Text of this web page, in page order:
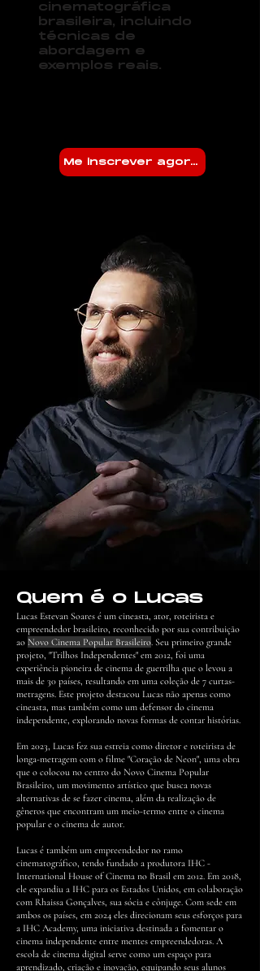
cinematográfica
brasileira, incluindo
técnicas de
abordagem e
exemplos reais.
Me inscrever agora!
Quem é o Lucas
Lucas Estevan Soares é um cineasta, ator, roteirista e
empreendedor brasileiro, reconhecido por sua contribuição
ao Novo Cinema Popular Brasileiro. Seu primeiro grande
projeto, "Trilhos Independentes" em 2012, foi uma
experiência pioneira de cinema de guerrilha que o levou a
mais de 30 países, resultando em uma coleção de 7 curtas-
metragens. Este projeto destacou Lucas não apenas como
cineasta, mas também como um defensor do cinema
independente, explorando novas formas de contar histórias.
Em 2023, Lucas fez sua estreia como diretor e roteirista de
longa-metragem com o filme "Coração de Neon", uma obra
que o colocou no centro do Novo Cinema Popular
Brasileiro, um movimento artístico que busca novas
alternativas de se fazer cinema, além da realização de
gêneros que encontram um meio-termo entre o cinema
popular e o cinema de autor.
Lucas é também um empreendedor no ramo
cinematográfico, tendo fundado a produtora IHC -
International House of Cinema no Brasil em 2012. Em 2018,
ele expandiu a IHC para os Estados Unidos, em colaboração
com Rhaissa Gonçalves, sua sócia e cônjuge. Com sede em
ambos os países, em 2024 eles direcionam seus esforços para
a IHC Academy, uma iniciativa destinada a fomentar o
cinema independente entre mentes empreendedoras. A
escola de cinema digital serve como um espaço para
aprendizado, criação e inovação, equipando seus alunos